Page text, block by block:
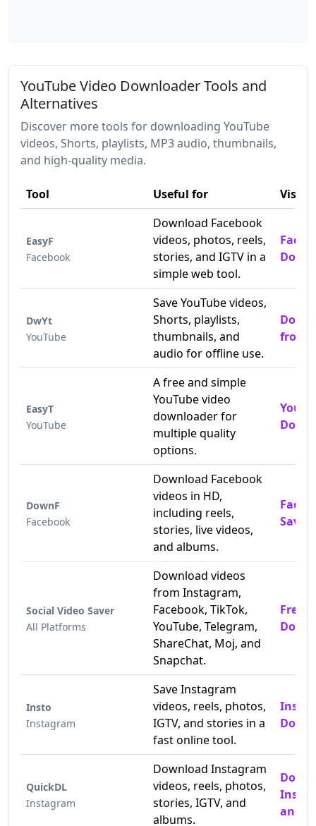
YouTube Video Downloader Tools and
Alternatives
Discover more tools for downloading YouTube
videos, Shorts, playlists, MP3 audio, thumbnails,
and high-quality media.
Tool Useful for Visit
EasyF
Facebook
Download Facebook
videos, photos, reels,
stories, and IGTV in a
simple web tool.
DwYt
YouTube
Save YouTube videos,
Shorts, playlists,
thumbnails, and
audio for offline use.
from
EasyT
YouTube
A free and simple
YouTube video
downloader for
multiple quality
options.
DownF
Facebook
Download Facebook
videos in HD,
including reels,
stories, live videos,
and albums.
Saver
Social Video Saver
All Platforms
Download videos
from Instagram,
Facebook, TikTok,
YouTube, Telegram,
ShareChat, Moj, and
Snapchat.
Free
Insto
Instagram
Save Instagram
videos, reels, photos,
IGTV, and stories in a
fast online tool.
QuickDL
Instagram
Download Instagram
videos, reels, photos,
stories, IGTV, and
albums.
and